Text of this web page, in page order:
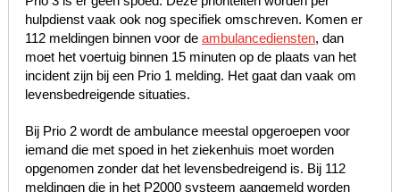
hulpdienst vaak ook nog specifiek omschreven. Komen er
112 meldingen binnen voor de ambulancediensten, dan
moet het voertuig binnen 15 minuten op de plaats van het
incident zijn bij een Prio 1 melding. Het gaat dan vaak om
levensbedreigende situaties.
Bij Prio 2 wordt de ambulance meestal opgeroepen voor
iemand die met spoed in het ziekenhuis moet worden
opgenomen zonder dat het levensbedreigend is. Bij 112
meldingen die in het P2000 systeem aangemeld worden